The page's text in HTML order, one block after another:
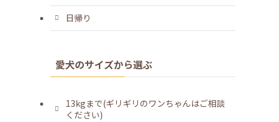
日帰り
愛犬のサイズから選ぶ
13kgまで(ギリギリのワンちゃんはご相談
ください)